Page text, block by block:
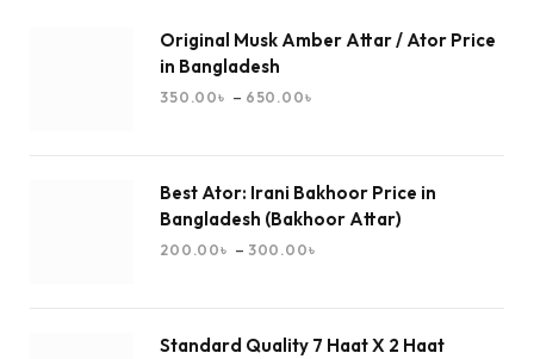
Original Musk Amber Attar / Ator Price
in Bangladesh
350.00৳ – 650.00৳
Best Ator: Irani Bakhoor Price in
Bangladesh (Bakhoor Attar)
200.00৳ – 300.00৳
Standard Quality 7 Haat X 2 Haat